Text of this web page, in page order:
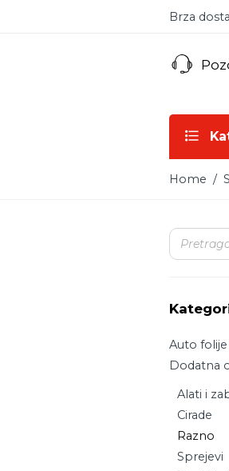
Brza
Home /
Auto
Dodatna
Alati i
Cirade
Razno
Sprejevi